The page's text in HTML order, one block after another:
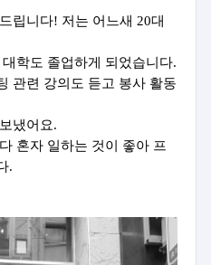
립니다! 저는 어느새 20대
학도 졸업하게 되었습니다.
관련 강의도 듣고 봉사 활동
냈어요.
혼자 일하는 것이 좋아 프
.